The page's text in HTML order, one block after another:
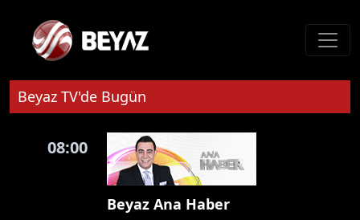
Beyaz TV'de Bugün
08:00
Beyaz Ana Haber